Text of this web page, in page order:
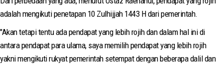
adalah mengikuti penetapan 10 Zulhijjah 1443 H dari pemerintah.
"Akan tetapi tentu ada pendapat yang lebih rojih dan dalam hal ini di
antara pendapat para ulama, saya memilih pendapat yang lebih rojih
yakni mengikuti rukyat pemerintah setempat dengan beberapa dalil dan